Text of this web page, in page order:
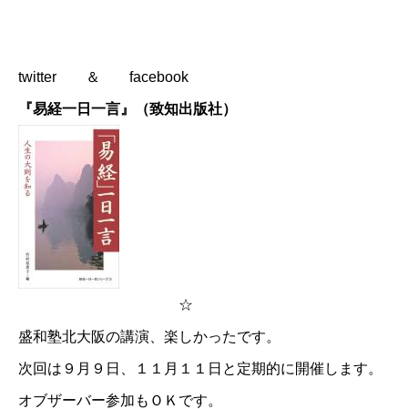
twitter ＆ facebook
『易経一日一言』（致知出版社）
☆
盛和塾北大阪の講演、楽しかったです。
次回は９月９日、１１月１１日と定期的に開催します。
オブザーバー参加もＯＫです。